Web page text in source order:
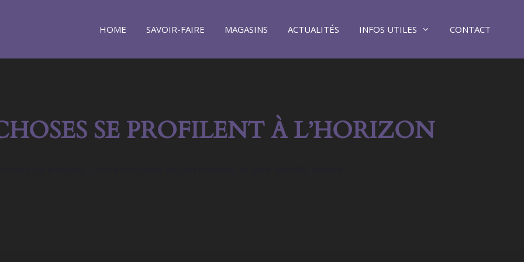
HOME SAVOIR-FAIRE MAGASINS ACTUALITÉS INFOS UTILES CONTACT
SE PROFILENT À L’HORIZON